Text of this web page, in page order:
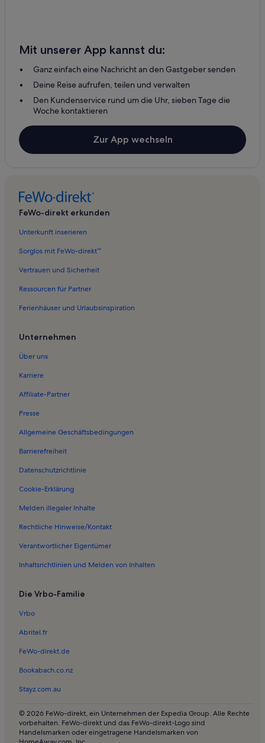
Mit unserer App kannst du:
Ganz einfach eine Nachricht an den Gastgeber senden
Deine Reise aufrufen, teilen und verwalten
Den Kundenservice rund um die Uhr, sieben Tage die
Woche kontaktieren
Zur App wechseln
FeWo-direkt erkunden
Unterkunft inserieren
Sorglos mit FeWo-direkt™
Vertrauen und Sicherheit
Ressourcen für Partner
Ferienhäuser und Urlaubsinspiration
Unternehmen
Über uns
Karriere
Affiliate-Partner
Presse
Allgemeine Geschäftsbedingungen
Barrierefreiheit
Datenschutzrichtlinie
Cookie-Erklärung
Melden illegaler Inhalte
Rechtliche Hinweise/Kontakt
Verantwortlicher Eigentümer
Inhaltsrichtlinien und Melden von Inhalten
Die Vrbo-Familie
Vrbo
Abritel.fr
FeWo-direkt.de
Bookabach.co.nz
Stayz.com.au
© 2026 FeWo-direkt, ein Unternehmen der Expedia Group. Alle Rechte
vorbehalten. FeWo-direkt und das FeWo-direkt-Logo sind
Handelsmarken oder eingetragene Handelsmarken von